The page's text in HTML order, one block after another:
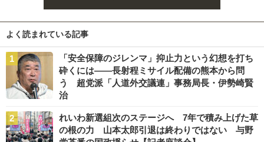
よく読まれている記事
「安全保障のジレンマ」抑止力という幻想を打ち
砕くには――長射程ミサイル配備の熊本から問
う 超党派「人道外交議連」事務局長・伊勢崎賢
治
れいわ新選組次のステージへ 7年で積み上げた草
の根の力 山本太郎引退は終わりではない 与野